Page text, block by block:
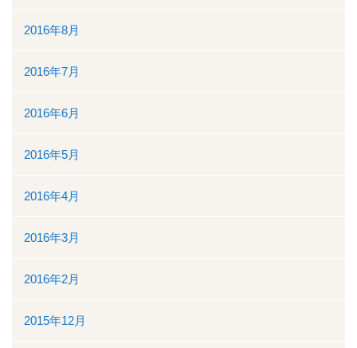
2016年8月
2016年7月
2016年6月
2016年5月
2016年4月
2016年3月
2016年2月
2015年12月